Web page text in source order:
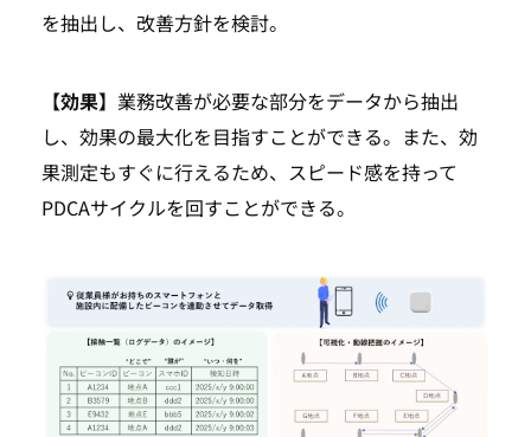
を抽出し、改善方針を検討。
【効果】 業務改善が必要な部分をデータから抽出
し、効果の最大化を目指すことができる。また、効
果測定もすぐに行えるため、スピード感を持って
PDCAサイクルを回すことができる。